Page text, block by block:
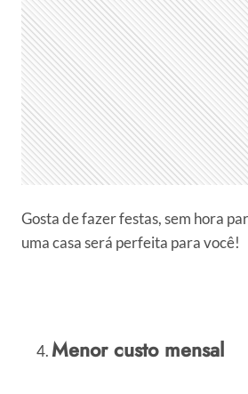
Gosta de fazer festas, sem hora
uma casa será perfeita para você!
Menor custo mensal